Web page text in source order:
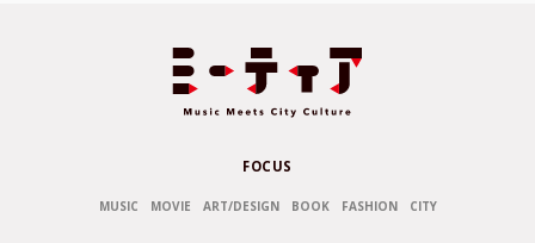
FOCUS
MUSIC MOVIE ART/DESIGN BOOK FASHION CITY